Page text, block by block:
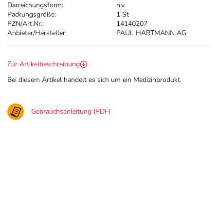
Darreichungsform:
n.v.
Packungsgröße:
1 St
PZN/Art.Nr.:
14140207
Anbieter/Hersteller:
PAUL HARTMANN AG
Zur Artikelbeschreibung
Bei diesem Artikel handelt es sich um ein Medizinprodukt.
Gebrauchsanleitung (PDF)